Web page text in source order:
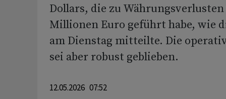
Dollars, die zu Währungsverlusten
Millionen Euro geführt habe, wie
am Dienstag mitteilte. Die
sei aber robust geblieben.
12.05.2026 07:52